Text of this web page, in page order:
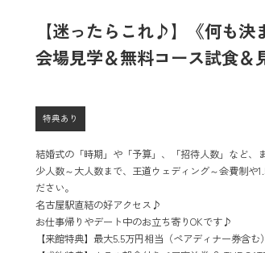
【迷ったらこれ♪】《何も
会場見学＆無料コース試食＆
特典あり
結婚式の「時期」や「予算」、「招待人数」など、
少人数～大人数まで、王道ウェディング～会費制や
ださい。
名古屋駅直結の好アクセス♪
お仕事帰りやデート中のお立ち寄りOKです♪
【来館特典】最大5.5万円相当（ペアディナー券含む）